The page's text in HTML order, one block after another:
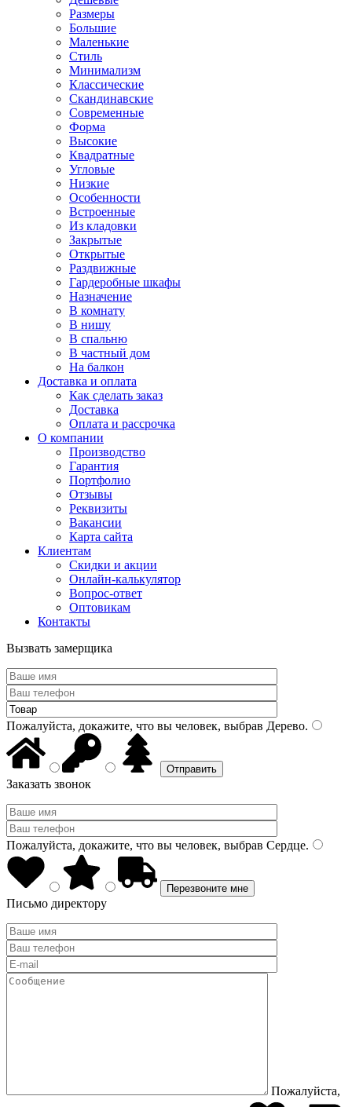
Размеры
Большие
Маленькие
Стиль
Минимализм
Классические
Скандинавские
Современные
Форма
Высокие
Квадратные
Угловые
Низкие
Особенности
Встроенные
Из кладовки
Закрытые
Открытые
Раздвижные
Гардеробные шкафы
Назначение
В комнату
В нишу
В спальню
В частный дом
На балкон
Доставка и оплата
Как сделать заказ
Доставка
Оплата и рассрочка
О компании
Производство
Гарантия
Портфолио
Отзывы
Реквизиты
Вакансии
Карта сайта
Клиентам
Скидки и акции
Онлайн-калькулятор
Вопрос-ответ
Оптовикам
Контакты
Вызвать замерщика
Пожалуйста, докажите, что вы человек, выбрав Дерево.
Заказать звонок
Пожалуйста, докажите, что вы человек, выбрав Сердце.
Письмо директору
Пожалуйста,